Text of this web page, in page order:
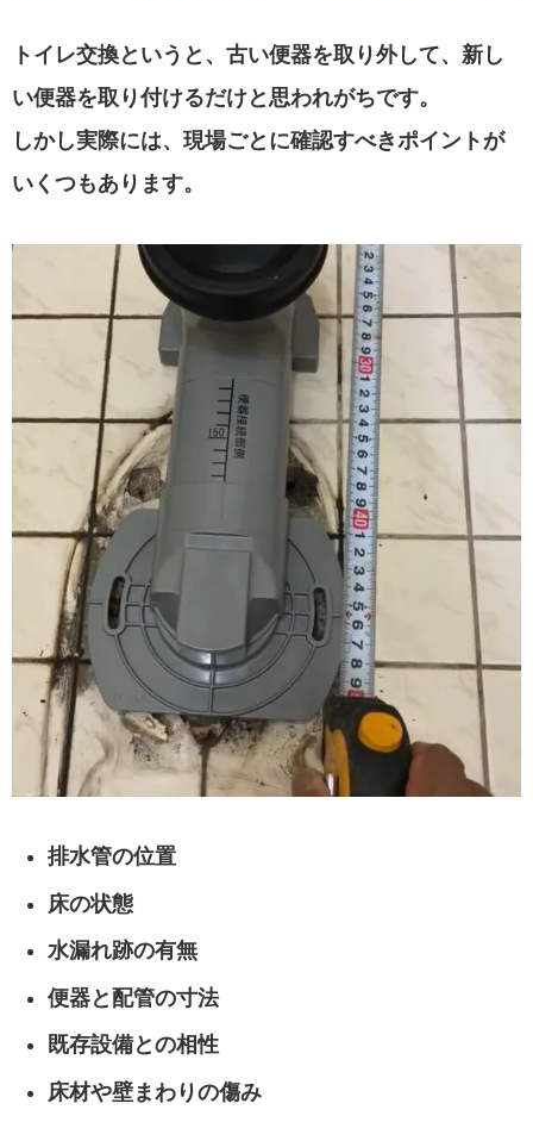
トイレ交換というと、古い便器を取り外して、新し
い便器を取り付けるだけと思われがちです。
しかし実際には、現場ごとに確認すべきポイントが
いくつもあります。
排水管の位置
床の状態
水漏れ跡の有無
便器と配管の寸法
既存設備との相性
床材や壁まわりの傷み